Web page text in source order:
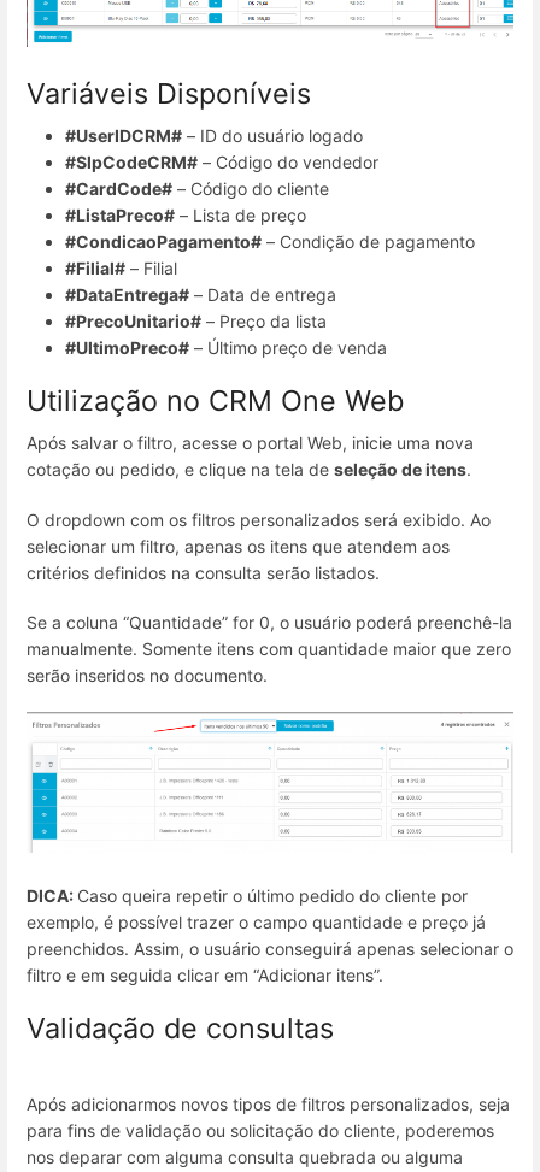
Variáveis Disponíveis
#UserIDCRM# – ID do usuário logado
#SlpCodeCRM# – Código do vendedor
#CardCode# – Código do cliente
#ListaPreco# – Lista de preço
#CondicaoPagamento# – Condição de pagamento
#Filial# – Filial
#DataEntrega# – Data de entrega
#PrecoUnitario# – Preço da lista
#UltimoPreco# – Último preço de venda
Utilização no CRM One Web
Após salvar o filtro, acesse o portal Web, inicie uma nova
cotação ou pedido, e clique na tela de seleção de itens.
O dropdown com os filtros personalizados será exibido. Ao
selecionar um filtro, apenas os itens que atendem aos
critérios definidos na consulta serão listados.
Se a coluna “Quantidade” for 0, o usuário poderá preenchê-la
manualmente. Somente itens com quantidade maior que zero
serão inseridos no documento.
DICA: Caso queira repetir o último pedido do cliente por
exemplo, é possível trazer o campo quantidade e preço já
preenchidos. Assim, o usuário conseguirá apenas selecionar o
filtro e em seguida clicar em “Adicionar itens”.
Validação de consultas
Após adicionarmos novos tipos de filtros personalizados, seja
para fins de validação ou solicitação do cliente, poderemos
nos deparar com alguma consulta quebrada ou alguma